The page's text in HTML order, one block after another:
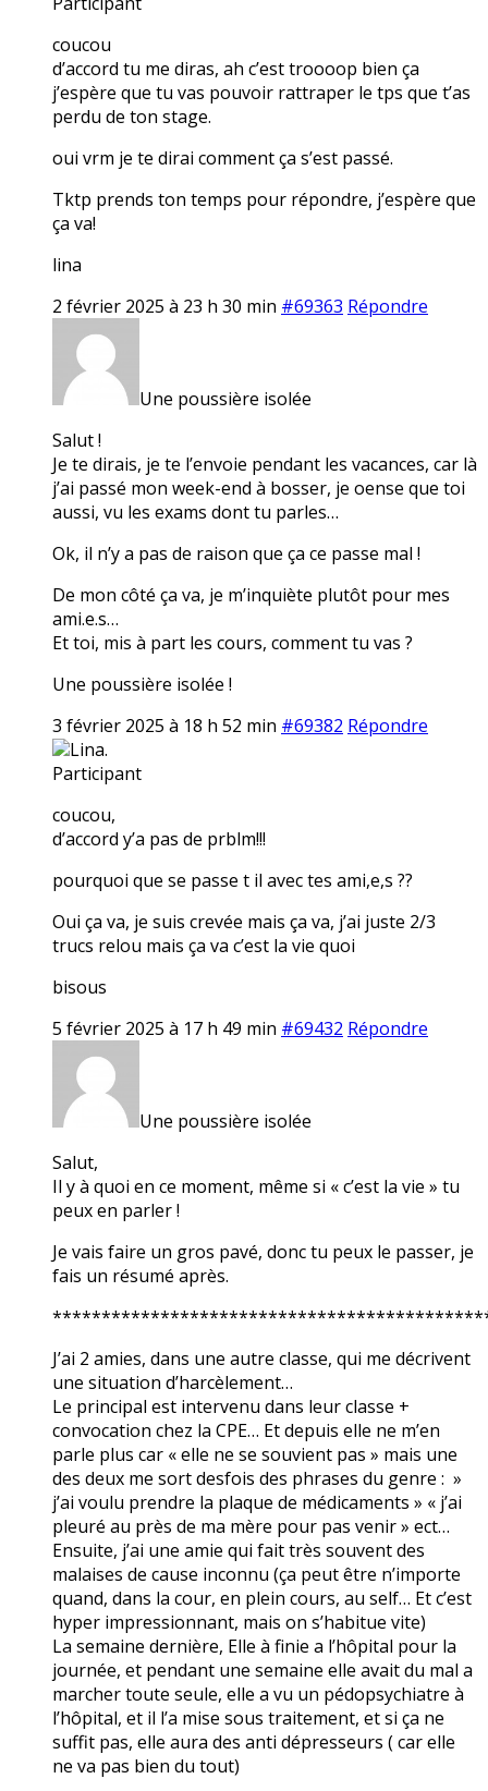
coucou
d’accord tu me diras, ah c’est troooop bien ça
j’espère que tu vas pouvoir rattraper le tps que t’as
perdu de ton stage.
oui vrm je te dirai comment ça s’est passé.
Tktp prends ton temps pour répondre, j’espère que
ça va!
lina
2 février 2025 à 23 h 30 min #69363 Répondre
Une poussière isolée
Salut !
Je te dirais, je te l’envoie pendant les vacances, car là
j’ai passé mon week-end à bosser, je oense que toi
aussi, vu les exams dont tu parles…
Ok, il n’y a pas de raison que ça ce passe mal !
De mon côté ça va, je m’inquiète plutôt pour mes
ami.e.s…
Et toi, mis à part les cours, comment tu vas ?
Une poussière isolée !
3 février 2025 à 18 h 52 min #69382 Répondre
Lina.
Participant
coucou,
d’accord y’a pas de prblm!!!
pourquoi que se passe t il avec tes ami,e,s ??
Oui ça va, je suis crevée mais ça va, j’ai juste 2/3
trucs relou mais ça va c’est la vie quoi
bisous
5 février 2025 à 17 h 49 min #69432 Répondre
Une poussière isolée
Salut,
Il y à quoi en ce moment, même si « c’est la vie » tu
peux en parler !
Je vais faire un gros pavé, donc tu peux le passer, je
fais un résumé après.
J’ai 2 amies, dans une autre classe, qui me décrivent
une situation d’harcèlement…
Le principal est intervenu dans leur classe +
convocation chez la CPE… Et depuis elle ne m’en
parle plus car « elle ne se souvient pas » mais une
des deux me sort desfois des phrases du genre : »
j’ai voulu prendre la plaque de médicaments » « j’ai
pleuré au près de ma mère pour pas venir » ect…
Ensuite, j’ai une amie qui fait très souvent des
malaises de cause inconnu (ça peut être n’importe
quand, dans la cour, en plein cours, au self… Et c’est
hyper impressionnant, mais on s’habitue vite)
La semaine dernière, Elle à finie a l’hôpital pour la
journée, et pendant une semaine elle avait du mal a
marcher toute seule, elle a vu un pédopsychiatre à
l’hôpital, et il l’a mise sous traitement, et si ça ne
suffit pas, elle aura des anti dépresseurs ( car elle
ne va pas bien du tout)